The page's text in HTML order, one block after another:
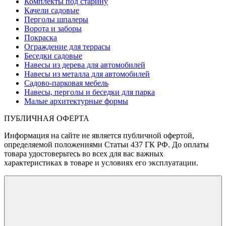
Качели садовые
Перголы шпалеры
Ворота и заборы
Покраска
Ограждение для террасы
Беседки садовые
Навесы из дерева для автомобилей
Навесы из металла для автомобилей
Садово-парковая мебель
Навесы, перголы и беседки для парка
Малые архитектурные формы
ПУБЛИЧНАЯ ОФЕРТА
Информация на сайте не является публичной офертой,
определяемой положениями Статьи 437 ГК РФ. До оплаты
товара удостоверьтесь во всех для вас важных
характеристиках в товаре и условиях его эксплуатации.